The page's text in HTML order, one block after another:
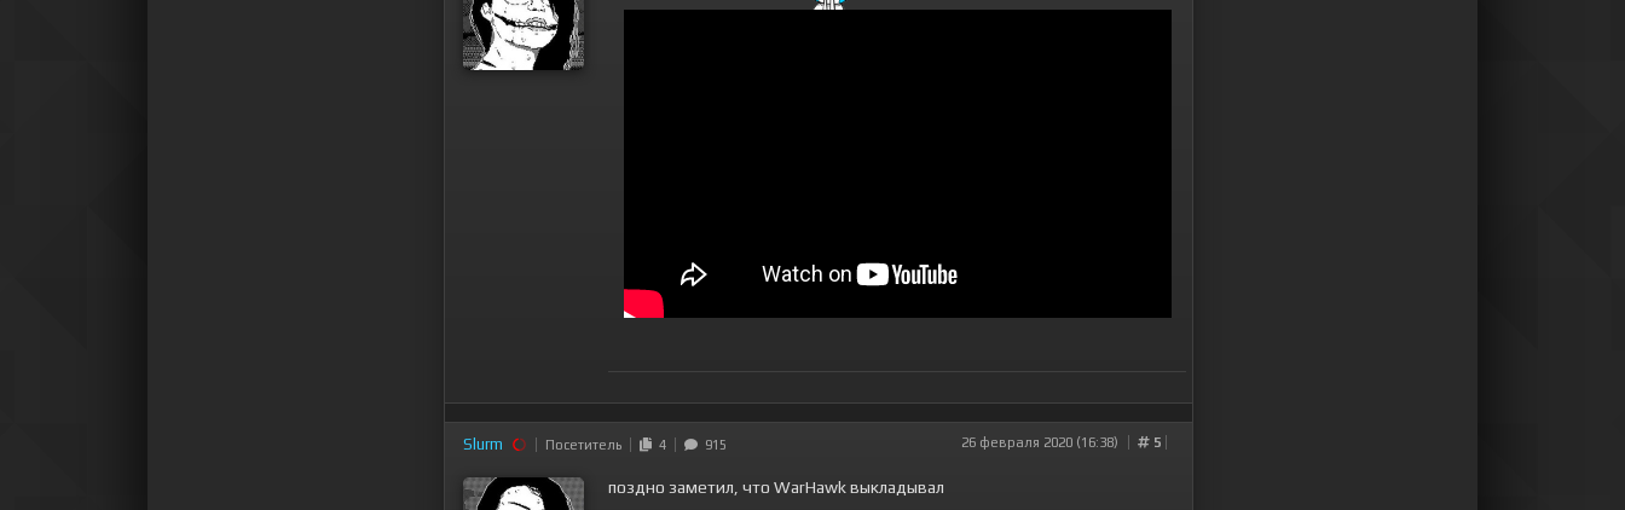
Slurm Посетитель 4 915 26 февраля 2020 (16:38) 5
поздно заметил, что WarHawk выкладывал